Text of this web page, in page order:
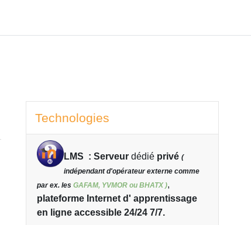
Blocs
Technologies
LMS : Serveur dédié privé (
indépendant d'opérateur externe comme
par ex. les GAFAM, YVMOR ou BHATX ),
plateforme Internet d' apprentissage
en ligne accessible 24/24 7/7.